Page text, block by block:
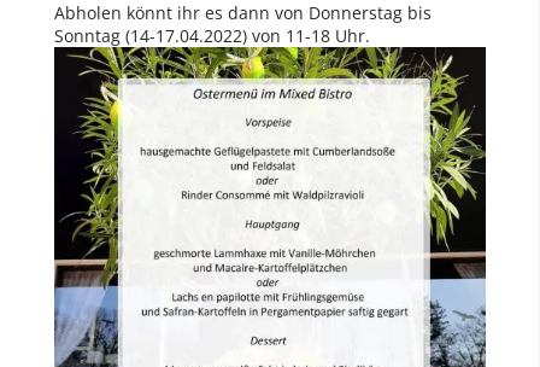
Abholen könnt ihr es dann von Donnerstag bis
Sonntag (14-17.04.2022) von 11-18 Uhr.